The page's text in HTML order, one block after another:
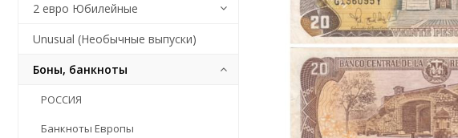
2 евро Юбилейные
Unusual (Необычные выпуски)
Боны, банкноты
РОССИЯ
Банкноты Европы